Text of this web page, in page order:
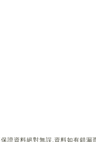
資料絕對無誤,資料如有錯漏